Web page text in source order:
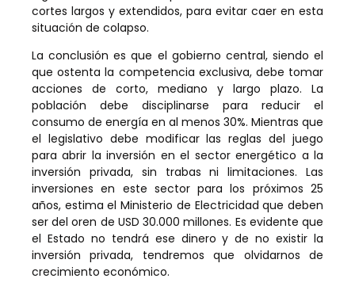
cortes largos y extendidos, para evitar caer en esta
situación de colapso.
La conclusión es que el gobierno central, siendo el
que ostenta la competencia exclusiva, debe tomar
acciones de corto, mediano y largo plazo. La
población debe disciplinarse para reducir el
consumo de energía en al menos 30%. Mientras que
el legislativo debe modificar las reglas del juego
para abrir la inversión en el sector energético a la
inversión privada, sin trabas ni limitaciones. Las
inversiones en este sector para los próximos 25
años, estima el Ministerio de Electricidad que deben
ser del oren de USD 30.000 millones. Es evidente que
el Estado no tendrá ese dinero y de no existir la
inversión privada, tendremos que olvidarnos de
crecimiento económico.